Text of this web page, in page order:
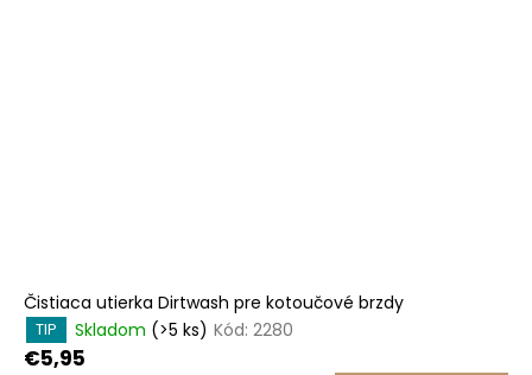
Čistiaca utierka Dirtwash pre kotoučové brzdy
TIP Skladom (>5 ks) Kód: 2280
€5,95